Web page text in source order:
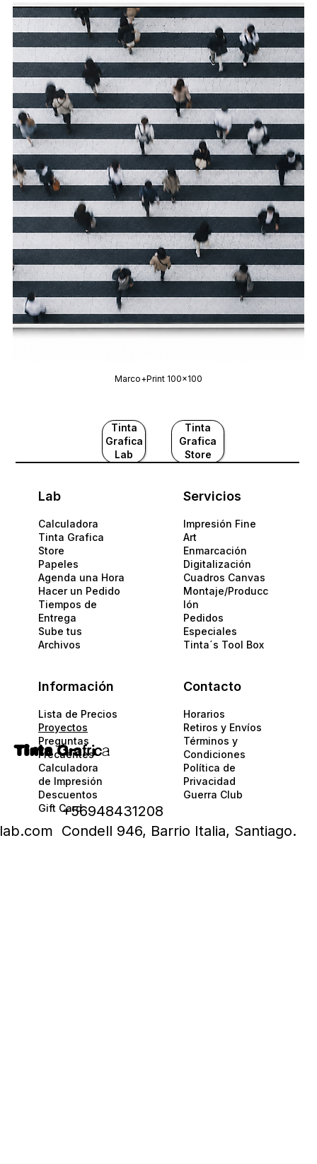
Marco+Print 100x100
Tinta
Grafica
Lab
Tinta
Grafica
Store
Lab
Calculadora
Tinta Grafica
Store
Papeles​
Agenda una Hora
Hacer un Pedido
Tiempos de
Entrega
Sube tus
Archivos
Servicios
Impresión Fine
Art
Enmarcación
Digitalización
Cuadros Canvas
Montaje/Producc
Ión
Pedidos
Especiales
Tinta´s Tool Box
Información
Lista de Precios
Proyectos
Preguntas
Frecuentes
Calculadora
de Impresión
Descuentos
Gift Card
Contacto
Horarios
Retiros y Envíos
Términos y
Condiciones
Política de
Privacidad​​
Guerra Club
Tinta Grafrica
+56948431208
Condell 946, Barrio Italia, Santiago.